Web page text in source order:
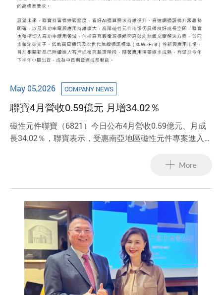
May 05,2026 COMPANY NEWS
聯寶4月營收0.59億元 月增34.02％
磁性元件聯寶（6821）今日公布4月營收0.59億元、月成
長34.02％，聯寶表示，受惠南亞地區磁性元件專案進入放
注整體磁性元件業務銷售表現，同時，無線充電模組訂單
進一步帶動整體營運良好動能。
More